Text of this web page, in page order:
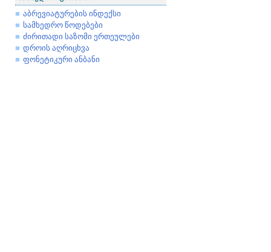
აბრევიატურების ინდექსი
სამხედრო წოდებები
ძირითადი საზომი ერთეულები
დროის აღრიცხვა
ფონეტიკური ანბანი